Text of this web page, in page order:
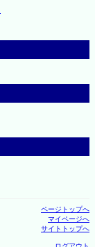
ページトップへ
マイページへ
サイトトップへ